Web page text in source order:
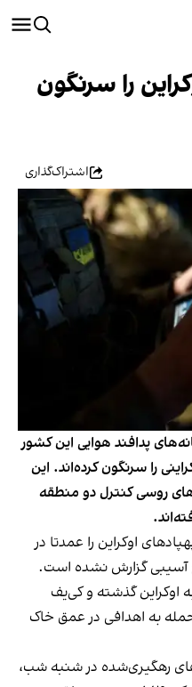
اوکراین را سرنگون
اشتراک‌گذاری
پدافند هوایی این کشور
تیر ۱۲۰ پهپاد اوکراینی را سرنگون کرده‌اند. این
روسی کنترل دو منطقه
کرد پهپادهای اوکراین را عمدتا در
آسیبی گزارش نشده است.
گذشته و کی‌‌یف
حمله به اهدافی در عمق خاک
رهگیری‌شده در شنبه شب،